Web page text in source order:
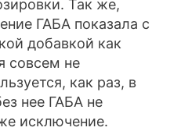
Так же,
ГАБА показала с
добавкой как
совсем не
как раз, в
нее ГАБА не
исключение.